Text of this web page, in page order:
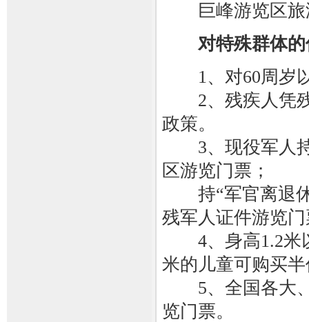
巨峰游览区旅
对特殊群体
1、对60周岁以
2、残疾人凭残
政策。
3、现役军人持
区游览门票；
持“军官离退休
残军人证件游览
4、身高1.2米
米的儿童可购买
5、全国各大、
览门票。